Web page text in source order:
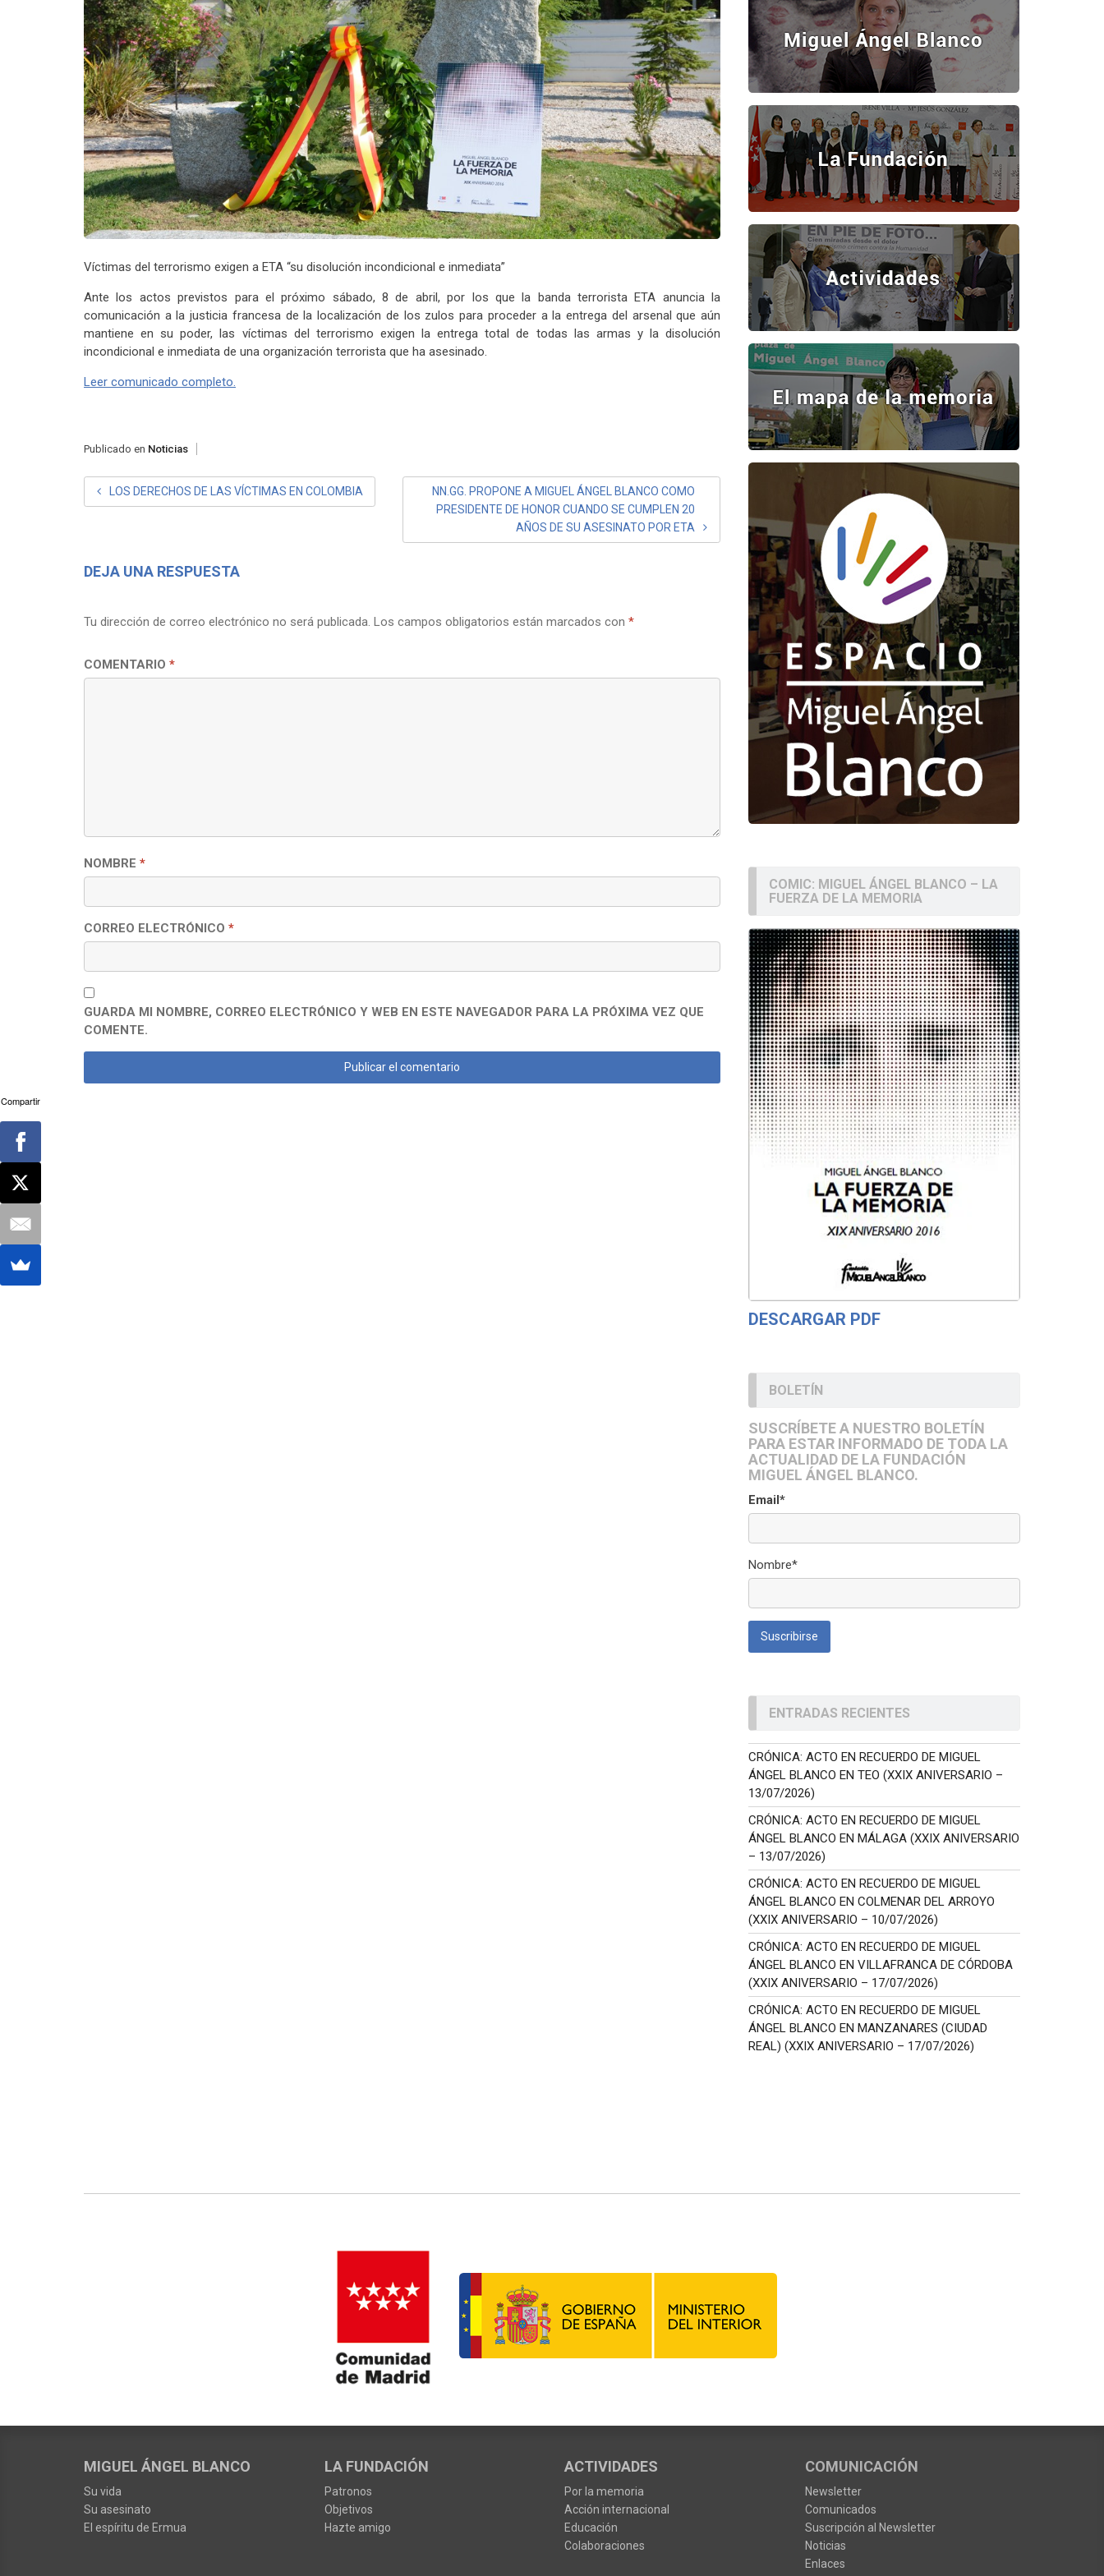
Víctimas del terrorismo exigen a ETA “su disolución incondicional e inmediata”
Ante los actos previstos para el próximo sábado, 8 de abril, por los que la banda terrorista ETA anuncia la
comunicación a la justicia francesa de la localización de los zulos para proceder a la entrega del arsenal que aún
mantiene en su poder, las víctimas del terrorismo exigen la entrega total de todas las armas y la disolución
incondicional e inmediata de una organización terrorista que ha asesinado.
Leer comunicado completo.
Publicado en Noticias
NAVEGACIÓN
LOS DERECHOS DE LAS VÍCTIMAS EN COLOMBIA
NN.GG. PROPONE A MIGUEL ÁNGEL BLANCO COMO
PRESIDENTE DE HONOR CUANDO SE CUMPLEN 20
AÑOS DE SU ASESINATO POR ETA
DEJA UNA RESPUESTA
Tu dirección de correo electrónico no será publicada. Los campos obligatorios están marcados con *
COMENTARIO *
NOMBRE *
CORREO ELECTRÓNICO *
GUARDA MI NOMBRE, CORREO ELECTRÓNICO Y WEB EN ESTE NAVEGADOR PARA LA PRÓXIMA VEZ QUE
COMENTE.
COMIC: MIGUEL ÁNGEL BLANCO – LA
FUERZA DE LA MEMORIA
DESCARGAR PDF
BOLETÍN
SUSCRÍBETE A NUESTRO BOLETÍN
PARA ESTAR INFORMADO DE TODA LA
ACTUALIDAD DE LA FUNDACIÓN
MIGUEL ÁNGEL BLANCO.
Email*
Nombre*
ENTRADAS RECIENTES
CRÓNICA: ACTO EN RECUERDO DE MIGUEL
ÁNGEL BLANCO EN TEO (XXIX ANIVERSARIO –
13/07/2026)
CRÓNICA: ACTO EN RECUERDO DE MIGUEL
ÁNGEL BLANCO EN MÁLAGA (XXIX ANIVERSARIO
– 13/07/2026)
CRÓNICA: ACTO EN RECUERDO DE MIGUEL
ÁNGEL BLANCO EN COLMENAR DEL ARROYO
(XXIX ANIVERSARIO – 10/07/2026)
CRÓNICA: ACTO EN RECUERDO DE MIGUEL
ÁNGEL BLANCO EN VILLAFRANCA DE CÓRDOBA
(XXIX ANIVERSARIO – 17/07/2026)
CRÓNICA: ACTO EN RECUERDO DE MIGUEL
ÁNGEL BLANCO EN MANZANARES (CIUDAD
REAL) (XXIX ANIVERSARIO – 17/07/2026)
MIGUEL ÁNGEL BLANCO
Su vida
Su asesinato
El espíritu de Ermua
LA FUNDACIÓN
Patronos
Objetivos
Hazte amigo
ACTIVIDADES
Por la memoria
Acción internacional
Educación
Colaboraciones
COMUNICACIÓN
Newsletter
Comunicados
Suscripción al Newsletter
Noticias
Enlaces
Compartir